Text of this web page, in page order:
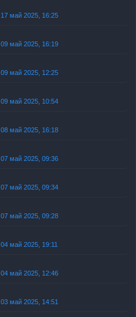
17 май 2025, 16:25
09 май 2025, 16:19
09 май 2025, 12:25
09 май 2025, 10:54
08 май 2025, 16:18
07 май 2025, 09:36
07 май 2025, 09:34
07 май 2025, 09:28
04 май 2025, 19:11
04 май 2025, 12:46
03 май 2025, 14:51